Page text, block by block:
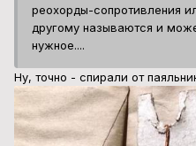
реохорды-сопротивления
другому называются и
нужное....
Ну, точно - спирали от